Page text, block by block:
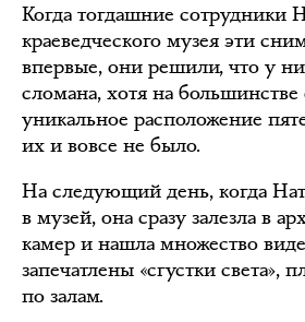
Когда тогдашние сотрудники
краеведческого музея эти
впервые, они решили, что у
сломана, хотя на
уникальное расположение
их и вовсе не было.
На следующий день, когда
в музей, она сразу залезла в
камер и нашла множество
запечатлены «сгустки
по залам.